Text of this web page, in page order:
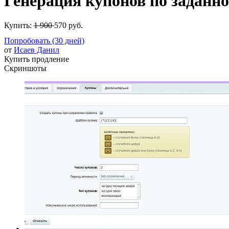
Купить: 1 900570 руб.
Попробовать (30 дней)
от Исаев Данил
Купить продление
Скриншоты